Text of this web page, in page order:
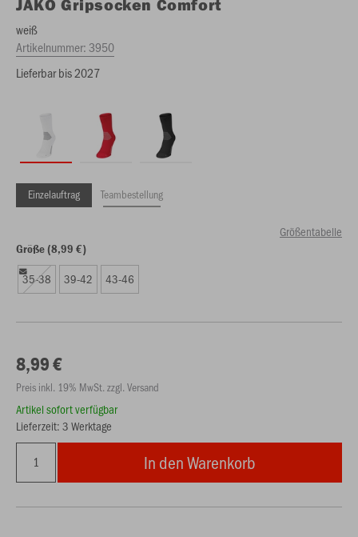
JAKO Gripsocken Comfort
weiß
Artikelnummer:3950
Lieferbar bis 2027
Einzelauftrag Teambestellung
Größentabelle
Größe (8,99 €)
35-38 39-42 43-46
8,99 €
Preis inkl. 19% MwSt. zzgl. Versand
Artikel sofort verfügbar
Lieferzeit: 3 Werktage
In den Warenkorb